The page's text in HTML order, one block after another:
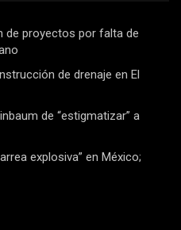
de proyectos por falta de
de drenaje en El
de “estigmatizar” a
explosiva” en México;